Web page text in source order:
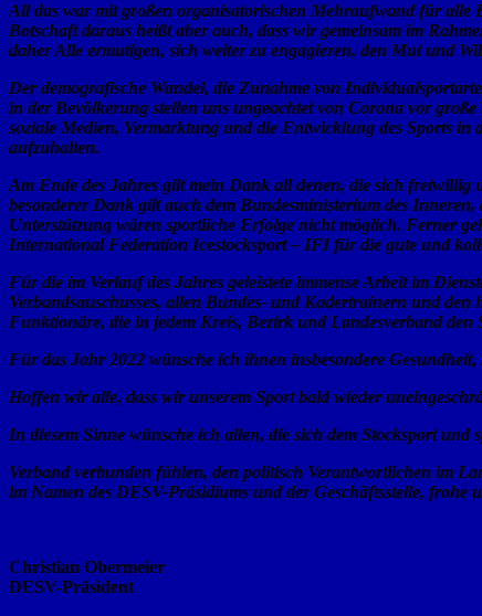
All das war mit großen organisatorischen Mehraufwand für alle
Botschaft daraus heißt aber auch, dass wir gemeinsam im
daher Alle ermutigen, sich weiter zu engagieren, den Mut und
Der demografische Wandel, die Zunahme von
in der Bevölkerung stellen uns ungeachtet von Corona vor
soziale Medien, Vermarktung und die Entwicklung des Sports
aufzuhalten.
Am Ende des Jahres gilt mein Dank all denen, die sich freiwillig
besonderer Dank gilt auch dem Bundesministerium des
Unterstützung wären sportliche Erfolge nicht möglich. Ferner
International Federation Icestocksport – IFI für die gute und
Für die im Verlauf des Jahres geleistete immense Arbeit im
Verbandsauschusses, allen Bundes- und Kadertrainern und
Funktionäre, die in jedem Kreis, Bezirk und Landesverband den
Für das Jahr 2022 wünsche ich ihnen insbesondere
Hoffen wir alle, dass wir unserem Sport bald wieder
In diesem Sinne wünsche ich allen, die sich dem Stocksport und
Verband verbunden fühlen, den politisch Verantwortlichen im
im Namen des DESV-Präsidiums und der Geschäftsstelle, frohe
Christian Obermeier
DESV-Präsident